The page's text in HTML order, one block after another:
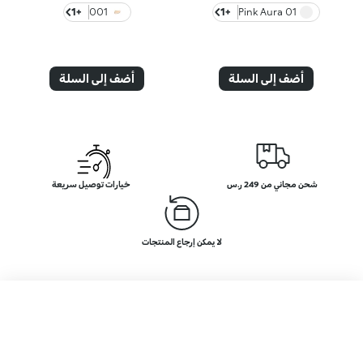
01 Pink Aura
+1
أضف إلى السلة
001
+1
أضف إلى السلة
شحن مجاني من 249 ر.س خيارات توصيل سريعة
لا يمكن إرجاع المنتجات